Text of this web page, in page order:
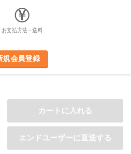
お支払方法・送料
規会員登録